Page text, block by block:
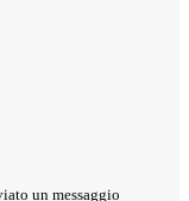
un messaggio